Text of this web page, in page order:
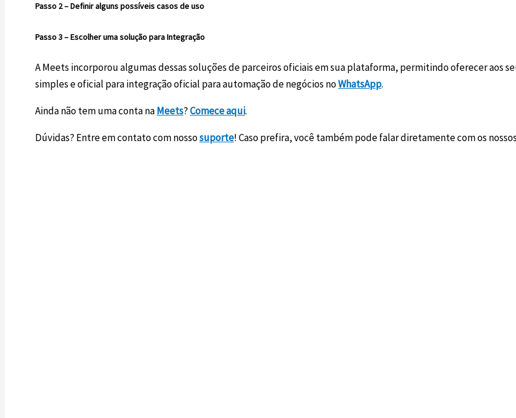
Passo 2 –Definir alguns possíveis casos de uso
Passo 3 –Escolher uma solução para Integração
A Meets incorporou algumas dessas soluções de parceiros oficiais em sua plataforma, permitindo oferecer aos
simples e oficial para integração oficial para automação de negócios noWhatsApp.
Ainda não tem uma conta naMeets?Comece aqui.
Dúvidas? Entre em contato com nossosuporte! Caso prefira, você também pode falar diretamente com os